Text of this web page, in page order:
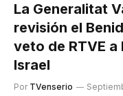
La Generalitat
revisión el
veto de RTVE
Israel
Por TVenserio